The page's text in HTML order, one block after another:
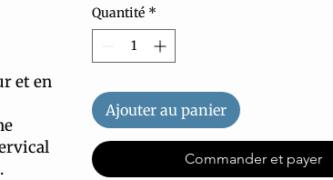
et en
Quantité *
Ajouter au panier
Commander et payer